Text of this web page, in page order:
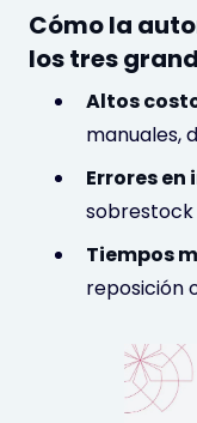
Cómo la
los tres
Altos
manuales,
Errores
Tiempos
reposición